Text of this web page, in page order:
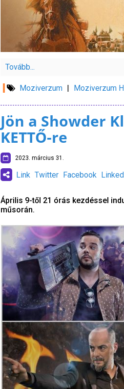
Tovább...
Moziverzum | Moziverzum
Jön a Showder
KETTŐ-re
2023. március 31.
Link Twitter Facebook
Április 9-től 21 órás kezdéssel
műsorán.